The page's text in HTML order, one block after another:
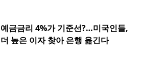
예금금리 4%가 기준선?…미국인들,
더 높은 이자 찾아 은행 옮긴다